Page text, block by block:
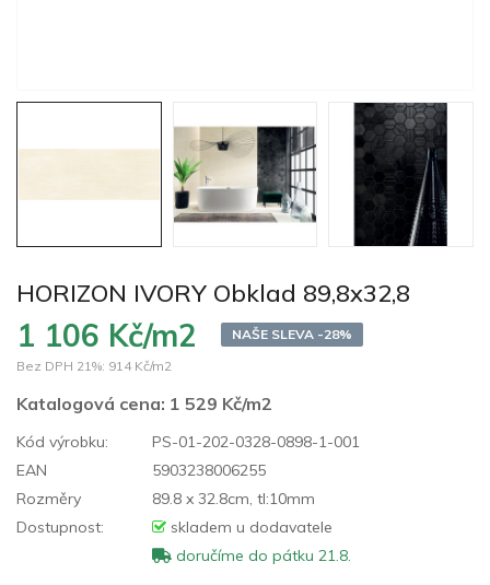
HORIZON IVORY Obklad 89,8x32,8
1 106 Kč/m2
NAŠE SLEVA -28%
Bez DPH 21%: 914 Kč/m2
Katalogová cena: 1 529 Kč/m2
Kód výrobku:
PS-01-202-0328-0898-1-001
EAN
5903238006255
Rozměry
89.8 x 32.8cm, tl:10mm
Dostupnost:
skladem u dodavatele
doručíme do pátku 21.8.